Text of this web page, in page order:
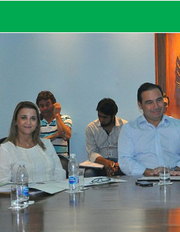
MINISTERIO
DE